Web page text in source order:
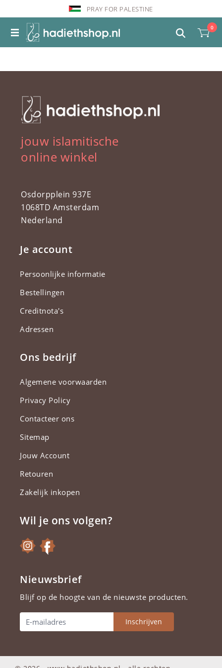
PRAY FOR PALESTINE
0
jouw islamitische
online winkel
Osdorpplein 937E
1068TD Amsterdam
Nederland
Je account
Persoonlijke informatie
Bestellingen
Creditnota's
Adressen
Ons bedrijf
Algemene voorwaarden
Privacy Policy
Contacteer ons
Sitemap
Jouw Account
Retouren
Zakelijk inkopen
Wil je ons volgen?
Nieuwsbrief
Blijf op de hoogte van de nieuwste producten.
Inschrijven